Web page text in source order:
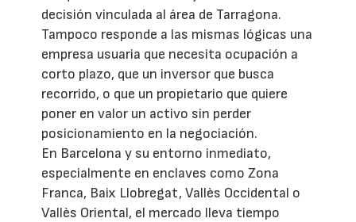
decisión vinculada al área de Tarragona.
Tampoco responde a las mismas lógicas una
empresa usuaria que necesita ocupación a
corto plazo, que un inversor que busca
recorrido, o que un propietario que quiere
poner en valor un activo sin perder
posicionamiento en la negociación.
En Barcelona y su entorno inmediato,
especialmente en enclaves como Zona
Franca, Baix Llobregat, Vallès Occidental o
Vallès Oriental, el mercado lleva tiempo